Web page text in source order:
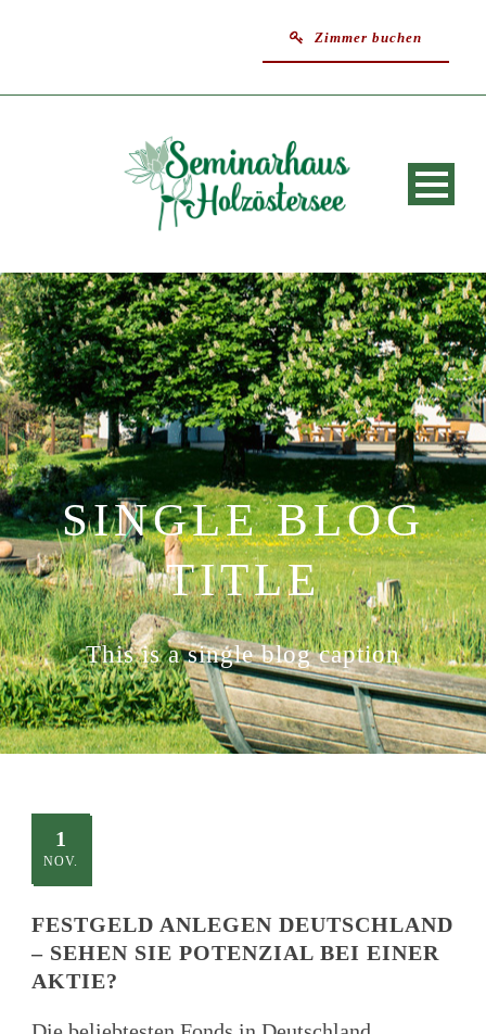
Zimmer buchen
SINGLE BLOG
TITLE
This is a single blog caption
1
NOV.
FESTGELD ANLEGEN DEUTSCHLAND
– SEHEN SIE POTENZIAL BEI EINER
AKTIE?